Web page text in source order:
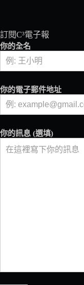
訂閱C³電子報
你的全名
你的電子郵件地址
你的訊息 (選填)